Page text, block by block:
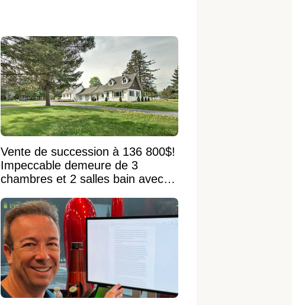
Vente de succession à 136 800$!
Impeccable demeure de 3
chambres et 2 salles bain avec